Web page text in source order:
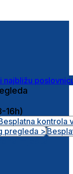
najbližu
16h)
kontrola
pregleda >